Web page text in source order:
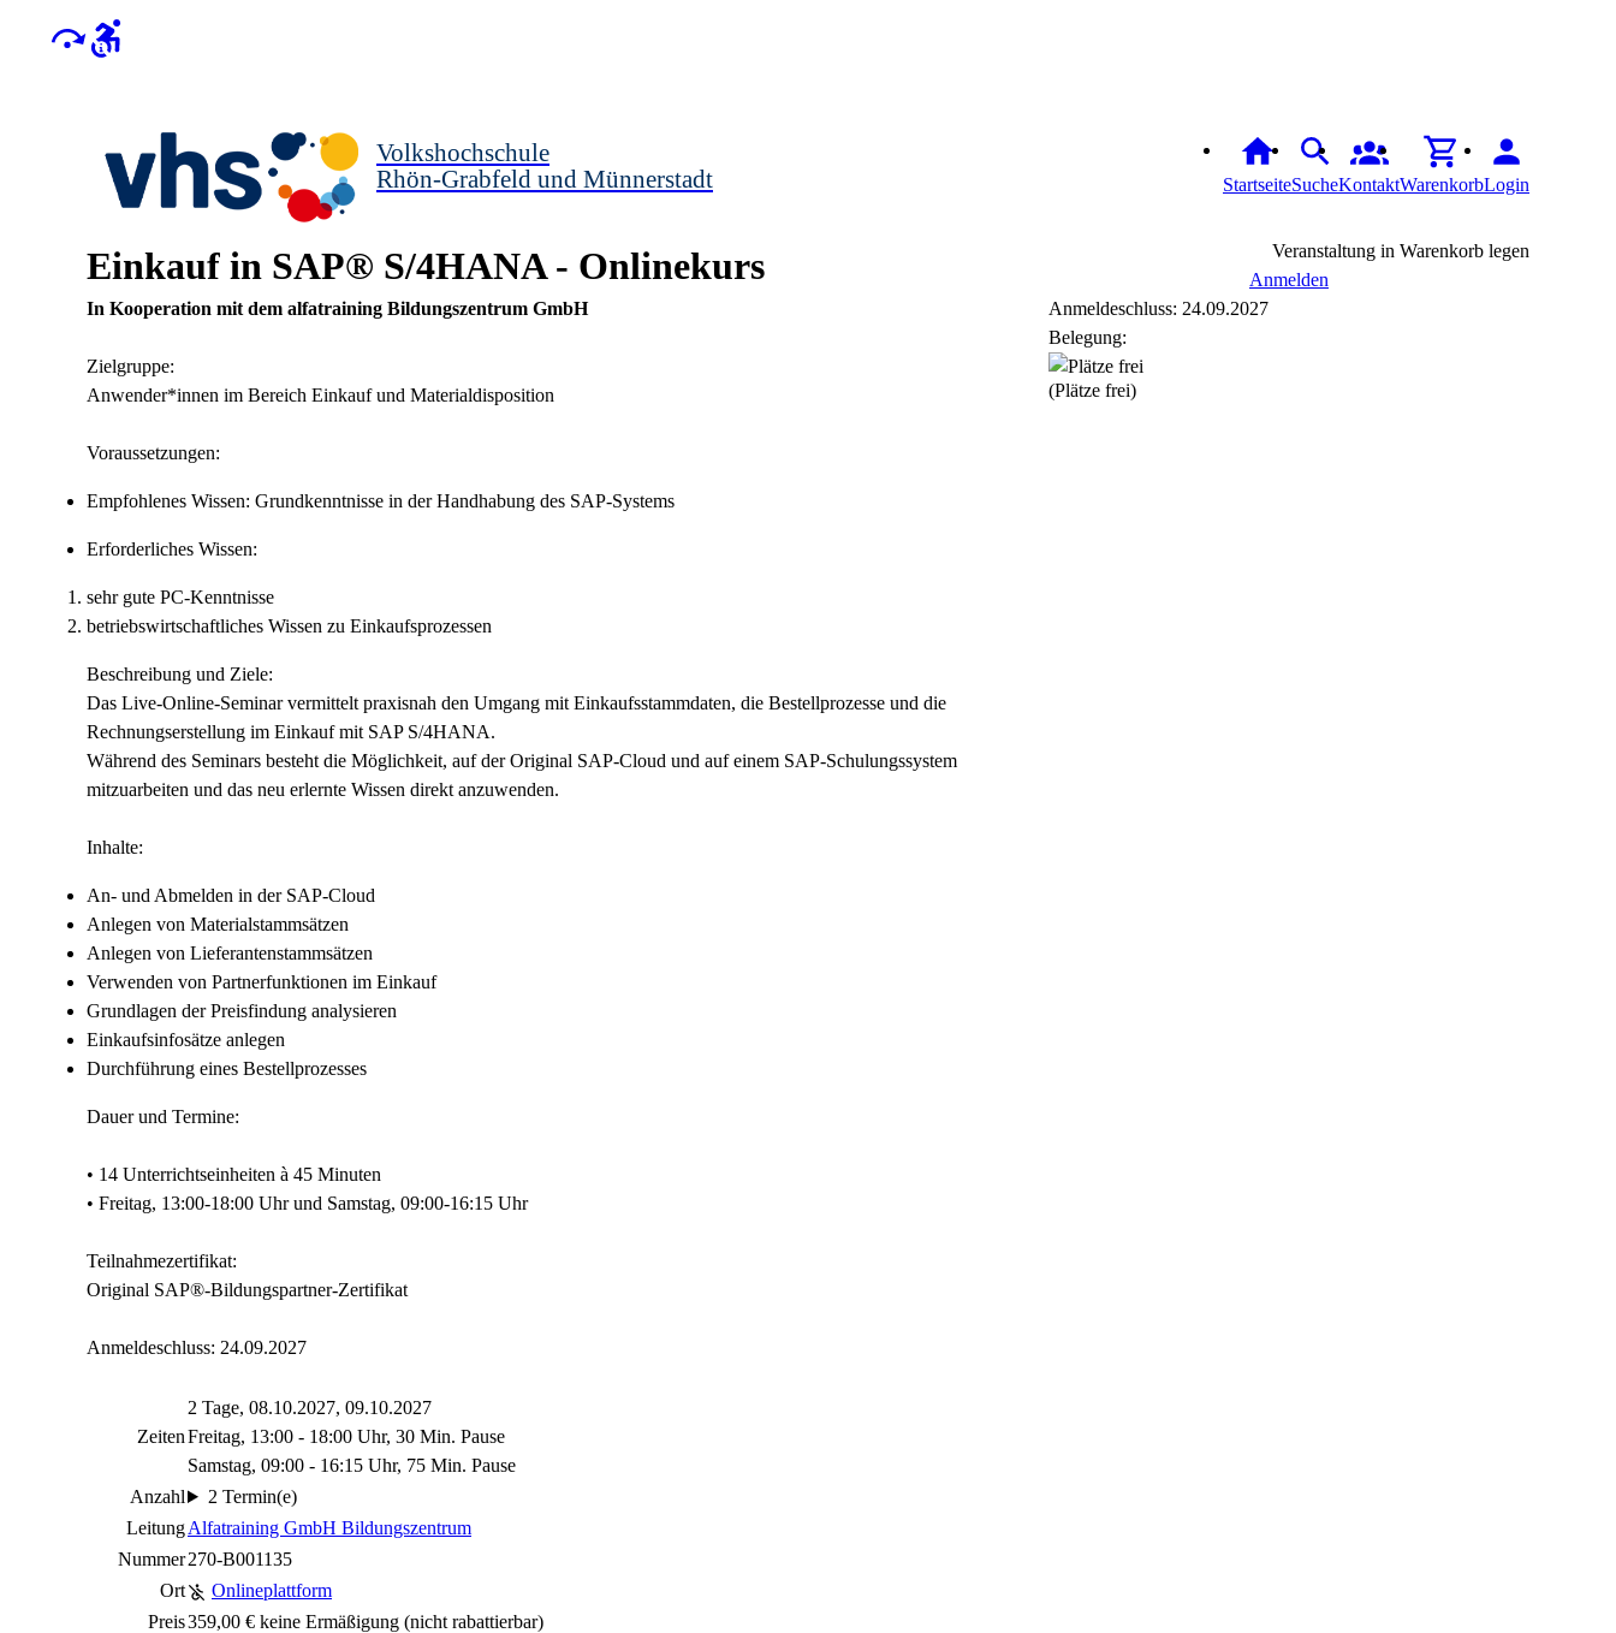
Volkshochschule
Rhön-Grabfeld und Münnerstadt
StartseiteSucheKontaktWarenkorbLogin
Einkauf in SAP® S/4HANA - Onlinekurs
In Kooperation mit dem alfatraining Bildungszentrum GmbH
Zielgruppe:
Anwender*innen im Bereich Einkauf und Materialdisposition
Voraussetzungen:
Empfohlenes Wissen: Grundkenntnisse in der Handhabung des SAP-Systems
Erforderliches Wissen:
sehr gute PC-Kenntnisse
betriebswirtschaftliches Wissen zu Einkaufsprozessen
Beschreibung und Ziele:
Das Live-Online-Seminar vermittelt praxisnah den Umgang mit Einkaufsstammdaten, die Bestellprozesse und die
Rechnungserstellung im Einkauf mit SAP S/4HANA.
Während des Seminars besteht die Möglichkeit, auf der Original SAP-Cloud und auf einem SAP-Schulungssystem
mitzuarbeiten und das neu erlernte Wissen direkt anzuwenden.
Inhalte:
An- und Abmelden in der SAP-Cloud
Anlegen von Materialstammsätzen
Anlegen von Lieferantenstammsätzen
Verwenden von Partnerfunktionen im Einkauf
Grundlagen der Preisfindung analysieren
Einkaufsinfosätze anlegen
Durchführung eines Bestellprozesses
Dauer und Termine:
• 14 Unterrichtseinheiten à 45 Minuten
• Freitag, 13:00-18:00 Uhr und Samstag, 09:00-16:15 Uhr
Teilnahmezertifikat:
Original SAP®-Bildungspartner-Zertifikat
Anmeldeschluss: 24.09.2027
Zeiten
2 Tage, 08.10.2027, 09.10.2027
Freitag, 13:00 - 18:00 Uhr, 30 Min. Pause
Samstag, 09:00 - 16:15 Uhr, 75 Min. Pause
Anzahl
2 Termin(e)
LeitungAlfatraining GmbH Bildungszentrum
Nummer270-B001135
Ort
Onlineplattform
Preis359,00 € keine Ermäßigung (nicht rabattierbar)
Veranstaltung in Warenkorb legen
Anmelden
Anmeldeschluss: 24.09.2027
Belegung:
(Plätze frei)